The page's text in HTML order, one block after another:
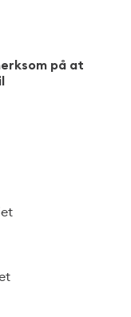
på at